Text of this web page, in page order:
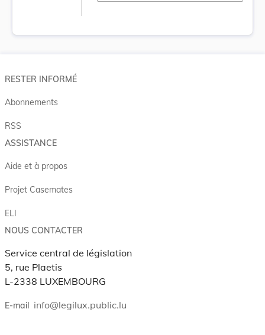
RESTER INFORMÉ
Abonnements
RSS
ASSISTANCE
Aide et à propos
Projet Casemates
ELI
NOUS CONTACTER
Service central de législation
5, rue Plaetis
L-2338 LUXEMBOURG
E-mail info@legilux.public.lu